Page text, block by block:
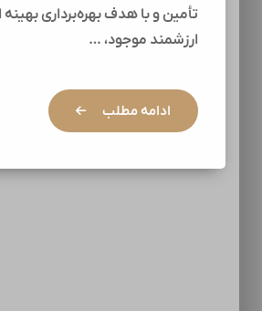
تأمین و با هدف بهره‌برداری
ارزشمند موجود، …
ادامه مطلب